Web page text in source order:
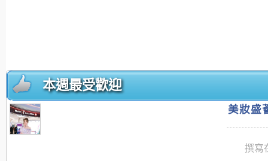
本週最受歡迎
美妝盛
撰寫